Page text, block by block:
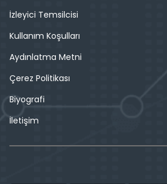
İzleyici Temsilcisi
Kullanım Koşulları
Aydınlatma Metni
Çerez Politikası
Biyografi
İletişim